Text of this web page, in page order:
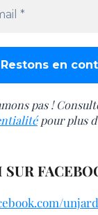
pas !
pour plus